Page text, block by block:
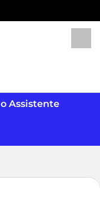
Assistente